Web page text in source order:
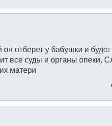
отберет у бабушки и будет
все суды и органы опеки.
матери